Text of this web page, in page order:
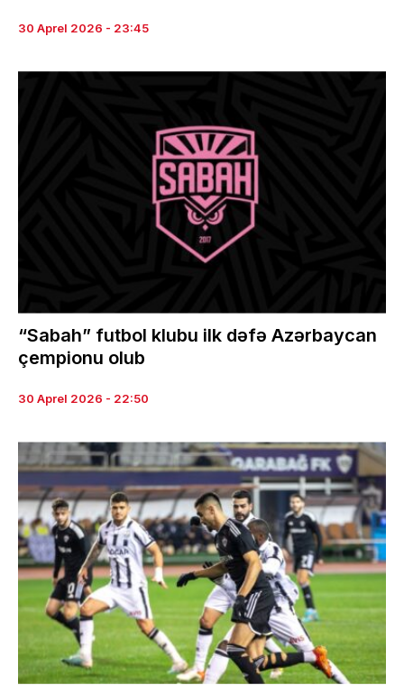
30 Aprel 2026 - 23:45
“Sabah” futbol klubu ilk dəfə Azərbaycan
çempionu olub
30 Aprel 2026 - 22:50